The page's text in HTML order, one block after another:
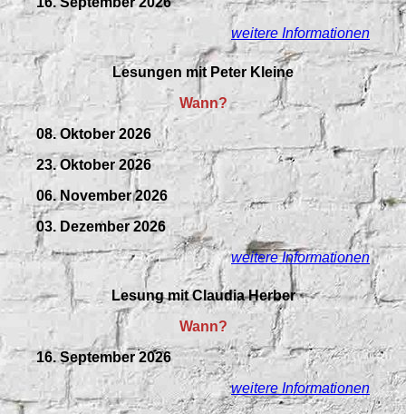
weitere Informationen
Lesungen mit Peter Kleine
Wann?
08. Oktober 2026
23. Oktober 2026
06. November 2026
03. Dezember 2026
weitere Informationen
Lesung mit Claudia Herber
Wann?
16. September 2026
weitere Informationen